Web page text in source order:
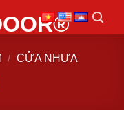
/ CỬA NHỰA